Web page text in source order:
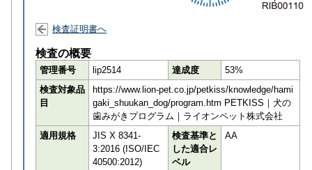
検査証明書へ
検査の概要
管理番号 lip2514 達成度
53%
検査対象品
目
https://www.lion-pet.co.jp/petkiss/knowledge/hami
gaki_shuukan_dog/program.htm PETKISS｜犬の
歯みがきプログラム｜ライオンペット株式会社
適用規格
JIS X 8341-
3:2016 (ISO/IEC
40500:2012)
検査基準と
した適合レ
ベル
AA